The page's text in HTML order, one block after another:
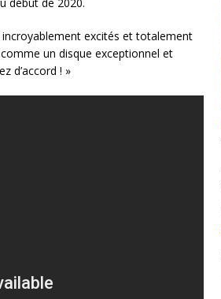
début de 2020.
excités et totalement
un disque exceptionnel et
d’accord ! »